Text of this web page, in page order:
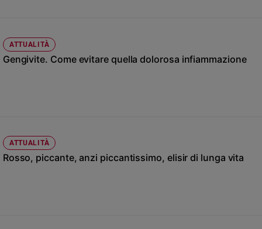
Caso
della
Costume
ATTUALITÀ
Gengivite. Come evitare quella dolorosa infiammazione
ATTUALITÀ
Rosso, piccante, anzi piccantissimo, elisir di lunga vita